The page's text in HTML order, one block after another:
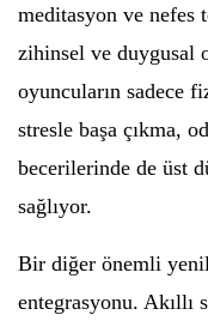
meditasyon ve
zihinsel ve duygusal
oyuncuların sadece
stresle başa çıkma,
becerilerinde de üst
sağlıyor.
Bir diğer önemli
entegrasyonu. Akıllı